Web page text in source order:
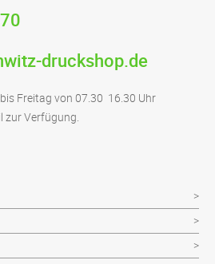
druckshop.de
Freitag von 07.30  16.30 Uhr
zur Verfügung.